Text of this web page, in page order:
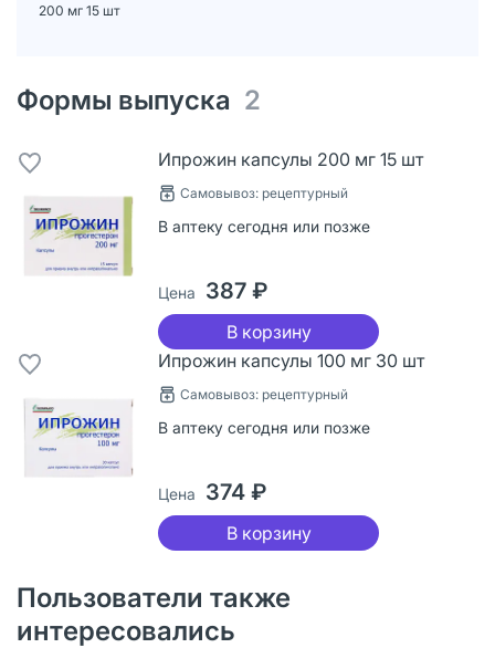
200 мг 15 шт
Формы выпуска 2
Ипрожин капсулы 200 мг 15 шт
Самовывоз: рецептурный
В аптеку сегодня или позже
Цена 387 ₽
В корзину
Ипрожин капсулы 100 мг 30 шт
Самовывоз: рецептурный
В аптеку сегодня или позже
Цена 374 ₽
В корзину
Пользователи также
интересовались